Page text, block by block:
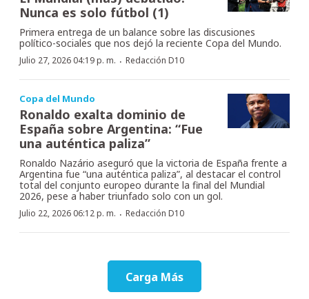
Nunca es solo fútbol (1)
Primera entrega de un balance sobre las discusiones
político-sociales que nos dejó la reciente Copa del Mundo.
Julio 27, 2026 04:19 p. m. · Redacción D10
Copa del Mundo
Ronaldo exalta dominio de
España sobre Argentina: “Fue
una auténtica paliza”
Ronaldo Nazário aseguró que la victoria de España frente a
Argentina fue “una auténtica paliza”, al destacar el control
total del conjunto europeo durante la final del Mundial
2026, pese a haber triunfado solo con un gol.
Julio 22, 2026 06:12 p. m. · Redacción D10
Carga Más